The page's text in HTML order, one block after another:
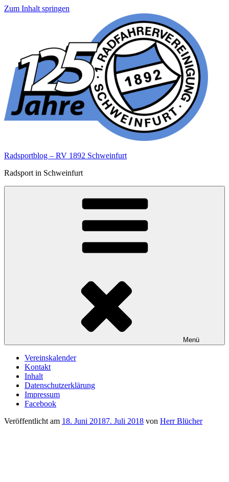
Zum Inhalt springen
Radsportblog – RV 1892 Schweinfurt
Radsport in Schweinfurt
Menü
Vereinskalender
Kontakt
Inhalt
Datenschutzerklärung
Impressum
Facebook
Veröffentlicht am 18. Juni 20187. Juli 2018 von Herr Blücher